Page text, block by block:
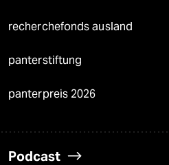
recherchefonds ausland
panterstiftung
panterpreis 2026
Podcast